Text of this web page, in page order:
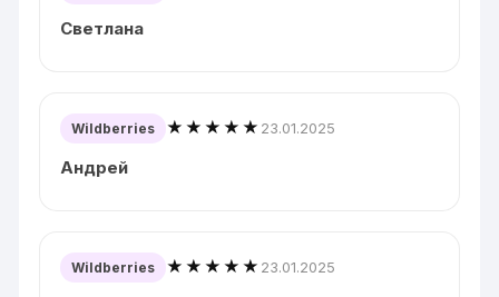
Светлана
Wildberries ★★★★★ 23.01.2025
Андрей
Wildberries ★★★★★ 23.01.2025